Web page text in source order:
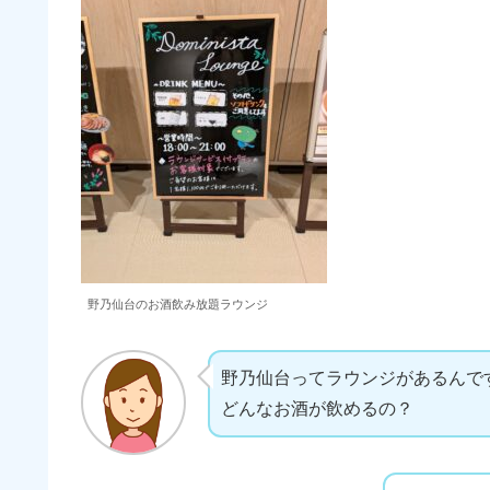
野乃仙台のお酒飲み放題ラウンジ
野乃仙台ってラウンジがあるんで
どんなお酒が飲めるの？